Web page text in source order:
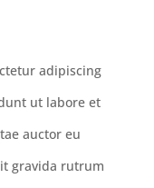
adipiscing
ut labore et
auctor eu
gravida rutrum